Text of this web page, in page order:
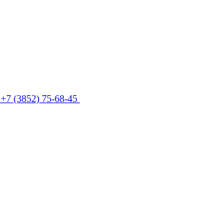
+7 (3852) 75-68-45